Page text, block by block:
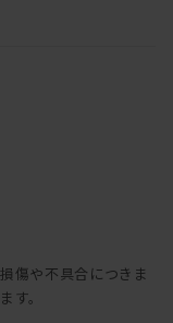
傷や不具合につきま
す。